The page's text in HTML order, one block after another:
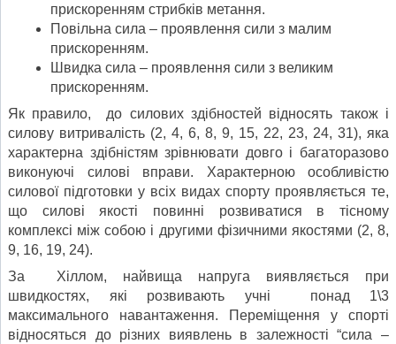
прискоренням стрибків метання.
Повільна сила – проявлення сили з малим
прискоренням.
Швидка сила – проявлення сили з великим
прискоренням.
Як правило, до силових здібностей відносять також і
силову витривалість (2, 4, 6, 8, 9, 15, 22, 23, 24, 31), яка
характерна здібністям зрівнювати довго і багаторазово
виконуючі силові вправи. Характерною особливістю
силової підготовки у всіх видах спорту проявляється те,
що силові якості повинні розвиватися в тісному
комплексі між собою і другими фізичними якостями (2, 8,
9, 16, 19, 24).
За Хіллом, найвища напруга виявляється при
швидкостях, які розвивають учні понад 1\3
максимального навантаження. Переміщення у спорті
відносяться до різних виявлень в залежності “сила –